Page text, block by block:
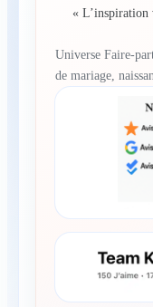
« L’inspiration
Universe Faire-
de mariage,